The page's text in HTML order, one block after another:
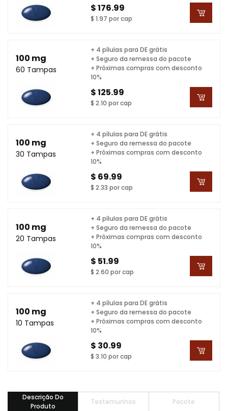
$ 176.99
$ 1.97 por cap
100 mg
60 Tampas
$ 125.99
$ 2.10 por cap
+ 4 pílulas para DE grátis
+ Seguro da remessa do pacote
+ Próximas compras com desconto
10%
100 mg
30 Tampas
$ 69.99
$ 2.33 por cap
+ 4 pílulas para DE grátis
+ Seguro da remessa do pacote
+ Próximas compras com desconto
10%
100 mg
20 Tampas
$ 51.99
$ 2.60 por cap
+ 4 pílulas para DE grátis
+ Seguro da remessa do pacote
+ Próximas compras com desconto
10%
100 mg
10 Tampas
$ 30.99
$ 3.10 por cap
+ 4 pílulas para DE grátis
+ Seguro da remessa do pacote
+ Próximas compras com desconto
10%
Descrição Do
Produto
Testemunhos Pacote